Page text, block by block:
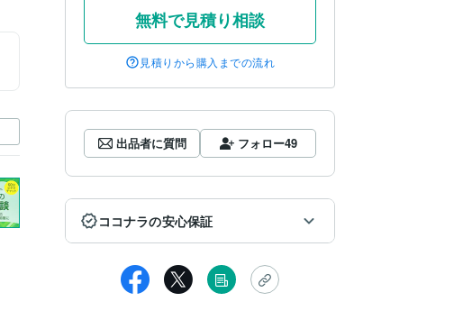
無料で見積り相談
見積りから購入までの流れ
出品者に質問 フォロー49
ココナラの安心保証